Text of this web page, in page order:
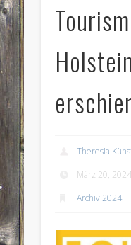
Theresia
März 20, 2024
Archiv 2024